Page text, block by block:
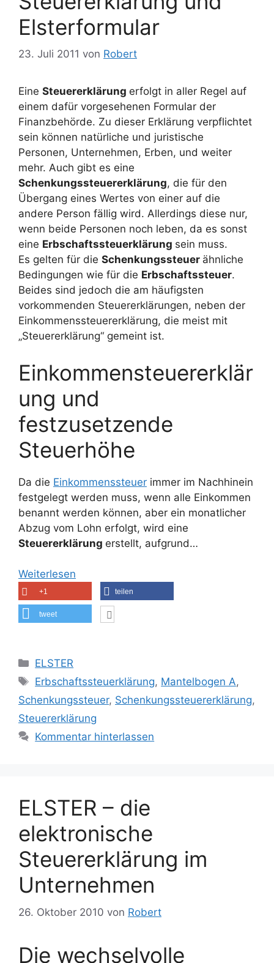
Elsterformular
23. Juli 2011 von Robert
Eine Steuererklärung erfolgt in aller Regel auf
einem dafür vorgesehenen Formular der
Finanzbehörde. Zu dieser Erklärung verpflichtet
sein können natürliche und juristische
Personen, Unternehmen, Erben, und weiter
mehr. Auch gibt es eine
Schenkungssteuererklärung, die für den
Übergang eines Wertes von einer auf die
andere Person fällig wird. Allerdings diese nur,
wenn beide Personen noch leben, da es sonst
eine Erbschaftssteuerklärung sein muss.
Es gelten für die Schenkungssteuer ähnliche
Bedingungen wie für die Erbschaftssteuer.
Beides sind jedoch die am häufigsten
vorkommenden Steuererklärungen, neben der
Einkommenssteuererklärung, die meist mit
„Steuererklärung“ gemeint ist.
Einkommensteuererklär
ung und
festzusetzende
Steuerhöhe
Da die Einkommenssteuer immer im Nachhinein
festgelegt werden muss, wenn alle Einkommen
benannt werden können, aber ein monatlicher
Abzug vom Lohn erfolgt, wird eine
Steuererklärung erstellt, aufgrund…
Weiterlesen
+1 teilen
tweet
Kategorien
ELSTER
Schlagwörter
Erbschaftssteuerklärung, Mantelbogen A,
Schenkungssteuer, Schenkungssteuererklärung,
Steuererklärung
Kommentar hinterlassen
ELSTER – die
elektronische
Steuererklärung im
Unternehmen
26. Oktober 2010 von Robert
Die wechselvolle